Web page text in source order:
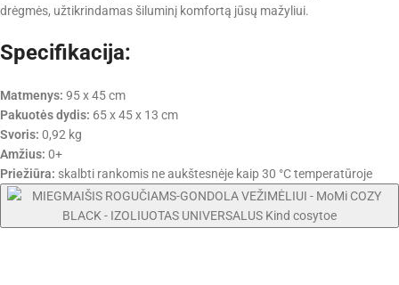
drėgmės, užtikrindamas šiluminį komfortą jūsų mažyliui.
Specifikacija:
Matmenys: 95 x 45 cm
Pakuotės dydis: 65 x 45 x 13 cm
Svoris: 0,92 kg
Amžius: 0+
Priežiūra: skalbti rankomis ne aukštesnėje kaip 30 °C temperatūroje